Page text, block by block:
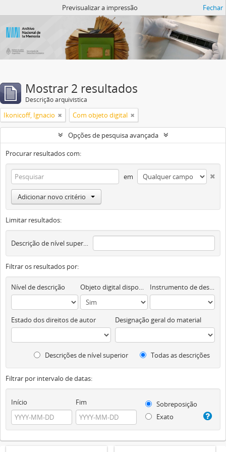
Previsualizar a impressão Fechar
Mostrar 2 resultados
Descrição arquivística
Ikonicoff, Ignacio Com objeto digital
Opções de pesquisa avançada
Procurar resultados com:
em
Adicionar novo critério
Limitar resultados:
Descrição de nível superior
Filtrar os resultados por:
Nível de descrição Objeto digital disponível Instrumento de descrição documental
Estado dos direitos de autor Designação geral do material
Descrições de nível superior Todas as descrições
Filtrar por intervalo de datas:
Início Fim
Sobreposição
Exato